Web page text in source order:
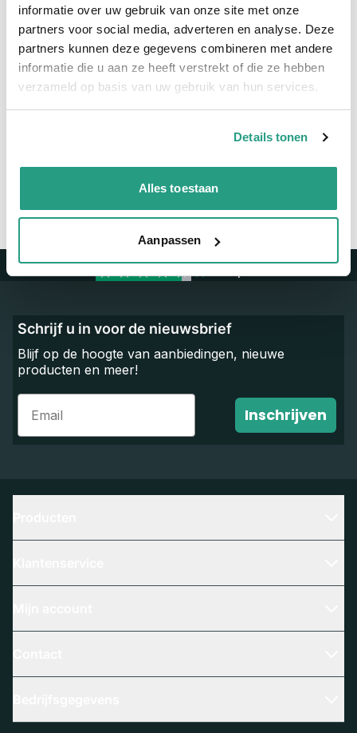
informatie over uw gebruik van onze site met onze
partners voor social media, adverteren en analyse. Deze
partners kunnen deze gegevens combineren met andere
informatie die u aan ze heeft verstrekt of die ze hebben
verzameld op basis van uw gebruik van hun services.
Details tonen
Alles toestaan
Aanpassen
Maatvoering koppeling 270 x 300mm
Materiaal Verzinkt
Vragen? Neem dan nu contact op
We zijn beschikbaar van ma t/m vr van 08:00 tot 17:00 uur.
Neem contact met ons op
Schrijf u in voor de nieuwsbrief
Blijf op de hoogte van aanbiedingen, nieuwe
producten en meer!
Email
Inschrijven